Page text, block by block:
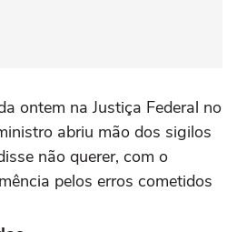
ontem na Justiça Federal no
abriu mão dos sigilos
não querer, com o
pelos erros cometidos